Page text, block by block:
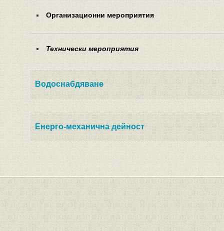
Организационни мероприятия
Технически мероприятия
Водоснабдяване
Енерго-механична дейност